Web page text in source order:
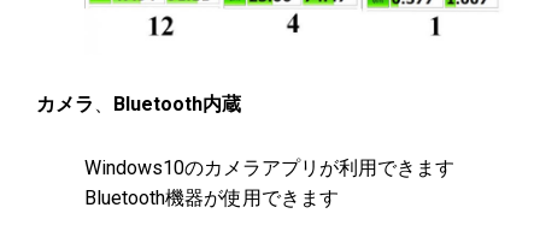
カメラ Bluetooth内蔵
Windows10のカメラアプリが利用できます
Bluetooth機器が使用できます